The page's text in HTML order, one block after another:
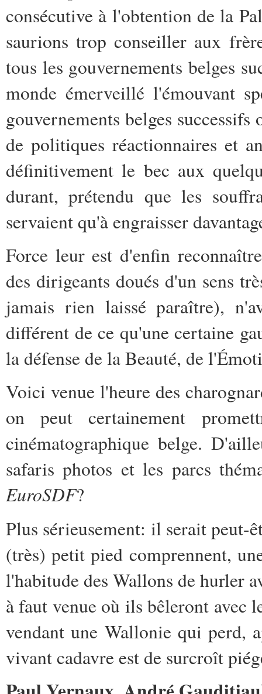
consécutive à l'obtention de la
saurions trop conseiller aux
tous les gouvernements belges
monde émerveillé l'émouvant
gouvernements belges
de politiques réactionnaires et
définitivement le bec aux
durant, prétendu que les
servaient qu'à engraisser
Force leur est d'enfin
des dirigeants doués d'un sens
jamais rien laissé paraître),
différent de ce qu'une certaine
la défense de la Beauté, de
Voici venue l'heure des
on peut certainement
cinématographique belge.
safaris photos et les parcs
EuroSDF?
Plus sérieusement: il serait peut-
(très) petit pied comprennent,
l'habitude des Wallons de hurler
à faut venue où ils bêleront avec
vendant une Wallonie qui perd,
vivant cadavre est de surcroît